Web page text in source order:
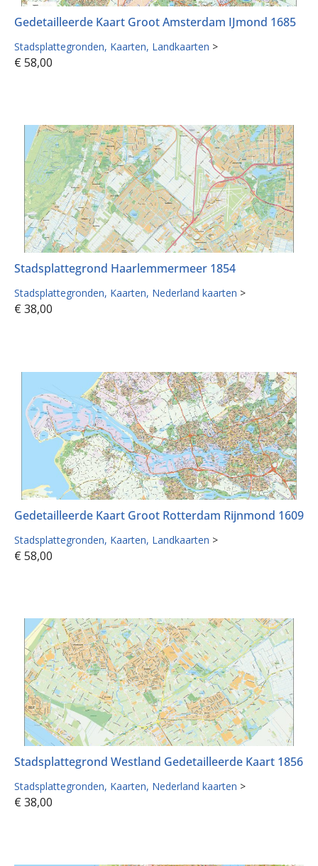
Gedetailleerde Kaart Groot Amsterdam IJmond 1685
Stadsplattegronden Kaarten Landkaarten >
€ 58,00
Stadsplattegrond Haarlemmermeer 1854
Stadsplattegronden Kaarten Nederland kaarten >
€ 38,00
Gedetailleerde Kaart Groot Rotterdam Rijnmond 1609
Stadsplattegronden Kaarten Landkaarten >
€ 58,00
Stadsplattegrond Westland Gedetailleerde Kaart 1856
Stadsplattegronden Kaarten Nederland kaarten >
€ 38,00